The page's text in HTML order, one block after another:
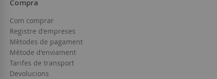
Compra
Com comprar
Registre d'empreses
Mètodes de pagament
Mètode d'enviament
Tarifes de transport
Devolucions